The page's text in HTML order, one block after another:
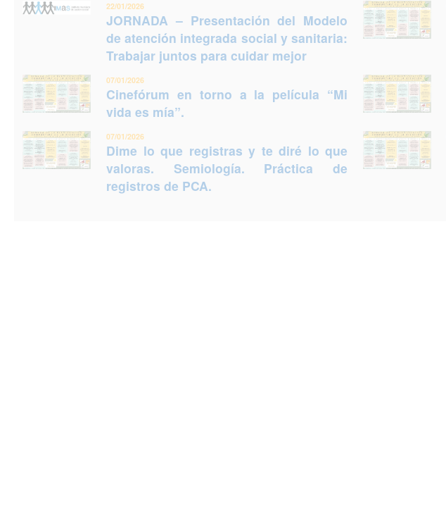
22/01/2026
JORNADA – Presentación del Modelo
de atención integrada social y sanitaria:
Trabajar juntos para cuidar mejor
07/01/2026
Cinefórum en torno a la película “Mi
vida es mía”.
07/01/2026
Dime lo que registras y te diré lo que
valoras. Semiología. Práctica de
registros de PCA.